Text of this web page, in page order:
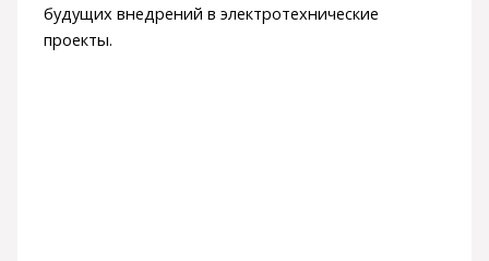
будущих внедрений в электротехнические
проекты.